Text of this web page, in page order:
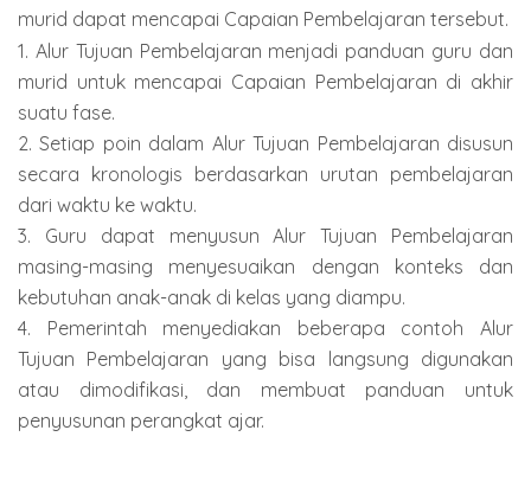
murid dapat mencapai Capaian Pembelajaran tersebut.
1. Alur Tujuan Pembelajaran menjadi panduan guru dan
murid untuk mencapai Capaian Pembelajaran di akhir
suatu fase.
2. Setiap poin dalam Alur Tujuan Pembelajaran disusun
secara kronologis berdasarkan urutan pembelajaran
dari waktu ke waktu.
3. Guru dapat menyusun Alur Tujuan Pembelajaran
masing-masing menyesuaikan dengan konteks dan
kebutuhan anak-anak di kelas yang diampu.
4. Pemerintah menyediakan beberapa contoh Alur
Tujuan Pembelajaran yang bisa langsung digunakan
atau dimodifikasi, dan membuat panduan untuk
penyusunan perangkat ajar.